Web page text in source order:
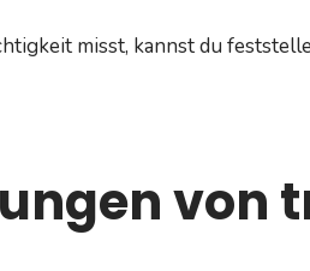
misst, kannst du
von